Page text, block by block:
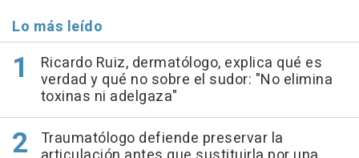
Lo más leído
Ricardo Ruiz, dermatólogo, explica qué es
verdad y qué no sobre el sudor: "No elimina
toxinas ni adelgaza"
Traumatólogo defiende preservar la